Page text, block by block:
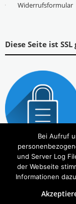
Widerrufsformular
Diese Seite ist
Copyright © 2026Tierbedarf –
Bei Aufruf
und Server Log
der Webseite
Informationen